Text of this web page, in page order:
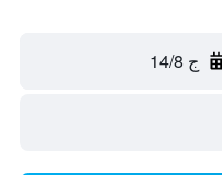
ج 14/8